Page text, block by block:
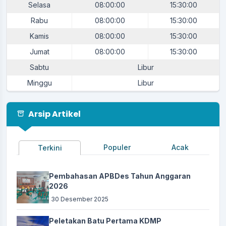
Waktu
: 14 Juni 2025 21:00:00
Lapang Procit - Desa
Karangpawitan
Koordinator
: Ketua Karangtaruna
Agenda Tasyakuran Milad ke-47 Desa
Karangpawitan
Lokasi
Koordinator
: Ketua MUI Desa
Agenda Upacara Bendera HUT RI ke 80
Lokasi :
Lapang Procit - Desa
Koordinator
: Panitia PHBN Desa
Agenda Karangpawitan CUP 2025
Selasa
08:00:00
15:30:00
Rabu
08:00:00
15:30:00
Kamis
08:00:00
15:30:00
Jumat
08:00:00
15:30:00
Sabtu
Libur
Minggu
Libur
Arsip Artikel
Terkini Populer Acak
Pembahasan APBDes Tahun Anggaran
2026
30 Desember 2025
Peletakan Batu Pertama KDMP